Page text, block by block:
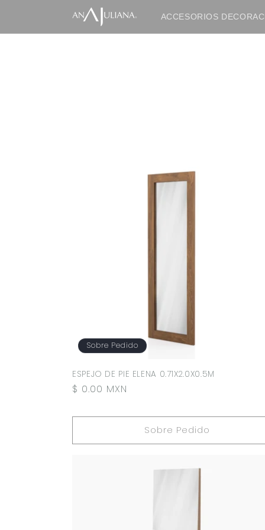
ACCESORIOS
Sobre Pedido
ESPEJO DE PIE ELENA 0.71X2.0X0.5M
Precio
$ 0.00 MXN
Sobre Pedido